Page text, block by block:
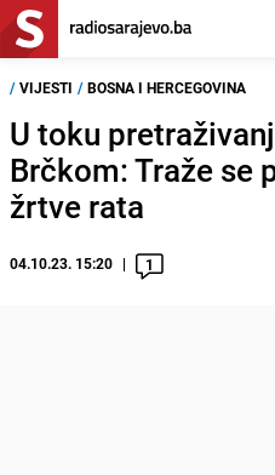
/ VIJESTI / BOSNA I HERCEGOVINA
U toku
Brčkom: Traže se
žrtve rata
04.10.23. 15:20 1